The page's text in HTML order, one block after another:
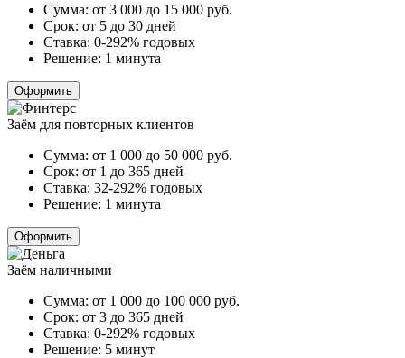
Сумма: от 3 000 до 15 000 руб.
Срок: от 5 до 30 дней
Ставка: 0-292% годовых
Решение: 1 минута
Оформить
Заём для повторных клиентов
Сумма: от 1 000 до 50 000 руб.
Срок: от 1 до 365 дней
Ставка: 32-292% годовых
Решение: 1 минута
Оформить
Заём наличными
Сумма: от 1 000 до 100 000 руб.
Срок: от 3 до 365 дней
Ставка: 0-292% годовых
Решение: 5 минут